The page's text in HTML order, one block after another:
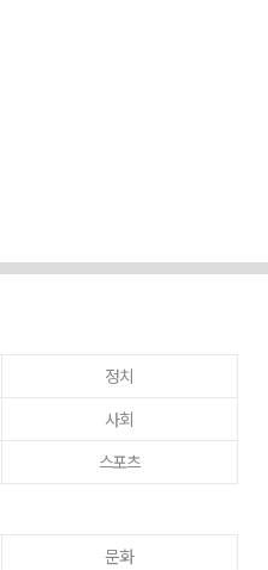
정치
사회
스포츠
문화